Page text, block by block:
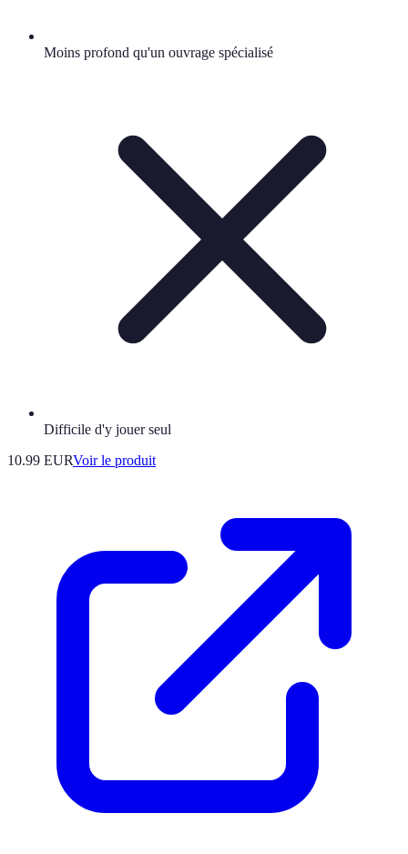
Moins profond qu'un ouvrage spécialisé
Difficile d'y jouer seul
10.99 EURVoir le produit